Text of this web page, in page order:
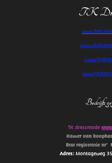
TK
Bedrijfs
TK dressmode
Kamer van
Btw registratie nr’
Adres: Montageweg